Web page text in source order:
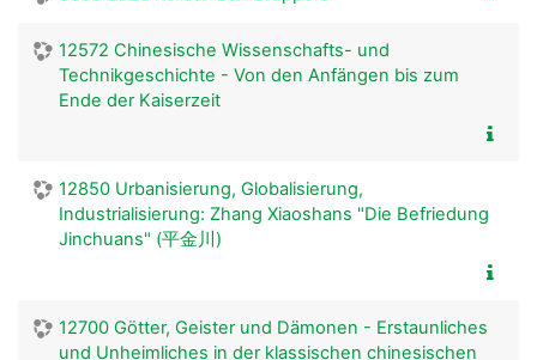
12572 Chinesische Wissenschafts- und
Technikgeschichte - Von den Anfängen bis zum
Ende der Kaiserzeit
12850 Urbanisierung, Globalisierung,
Industrialisierung: Zhang Xiaoshans "Die Befriedung
Jinchuans" (平金川)
12700 Götter, Geister und Dämonen - Erstaunliches
und Unheimliches in der klassischen chinesischen